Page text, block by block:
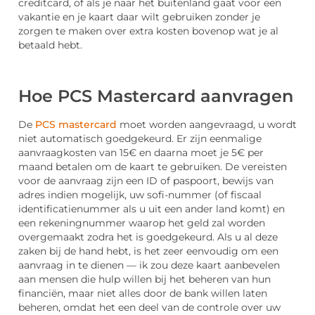
creditcard, of als je naar het buitenland gaat voor een
vakantie en je kaart daar wilt gebruiken zonder je
zorgen te maken over extra kosten bovenop wat je al
betaald hebt.
Hoe PCS Mastercard aanvragen
De PCS mastercard moet worden aangevraagd, u wordt
niet automatisch goedgekeurd. Er zijn eenmalige
aanvraagkosten van 15€ en daarna moet je 5€ per
maand betalen om de kaart te gebruiken. De vereisten
voor de aanvraag zijn een ID of paspoort, bewijs van
adres indien mogelijk, uw sofi-nummer (of fiscaal
identificatienummer als u uit een ander land komt) en
een rekeningnummer waarop het geld zal worden
overgemaakt zodra het is goedgekeurd. Als u al deze
zaken bij de hand hebt, is het zeer eenvoudig om een
aanvraag in te dienen — ik zou deze kaart aanbevelen
aan mensen die hulp willen bij het beheren van hun
financiën, maar niet alles door de bank willen laten
beheren, omdat het een deel van de controle over uw